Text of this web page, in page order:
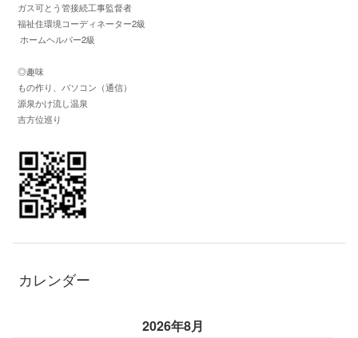
ガス可とう管接続工事監督者
福祉住環境コーディネーター2級
ホームヘルパー2級
◎趣味
もの作り、パソコン（通信）
源泉かけ流し温泉
吉方位巡り
カレンダー
2026年8月